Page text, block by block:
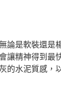
是軟裝還
精神得到
的水泥質感，